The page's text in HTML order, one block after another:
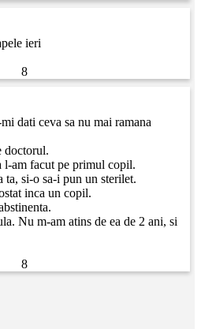
ieri
8
dati ceva sa nu mai ramana
doctorul.
l-am facut pe primul copil.
ta, si-o sa-i pun un sterilet.
inca un copil.
Nu m-am atins de ea de 2 ani, si
8